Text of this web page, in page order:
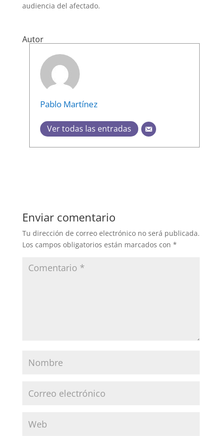
audiencia del afectado.
Autor
Pablo Martínez
Ver todas las entradas
Enviar comentario
Tu dirección de correo electrónico no será publicada.
Los campos obligatorios están marcados con *